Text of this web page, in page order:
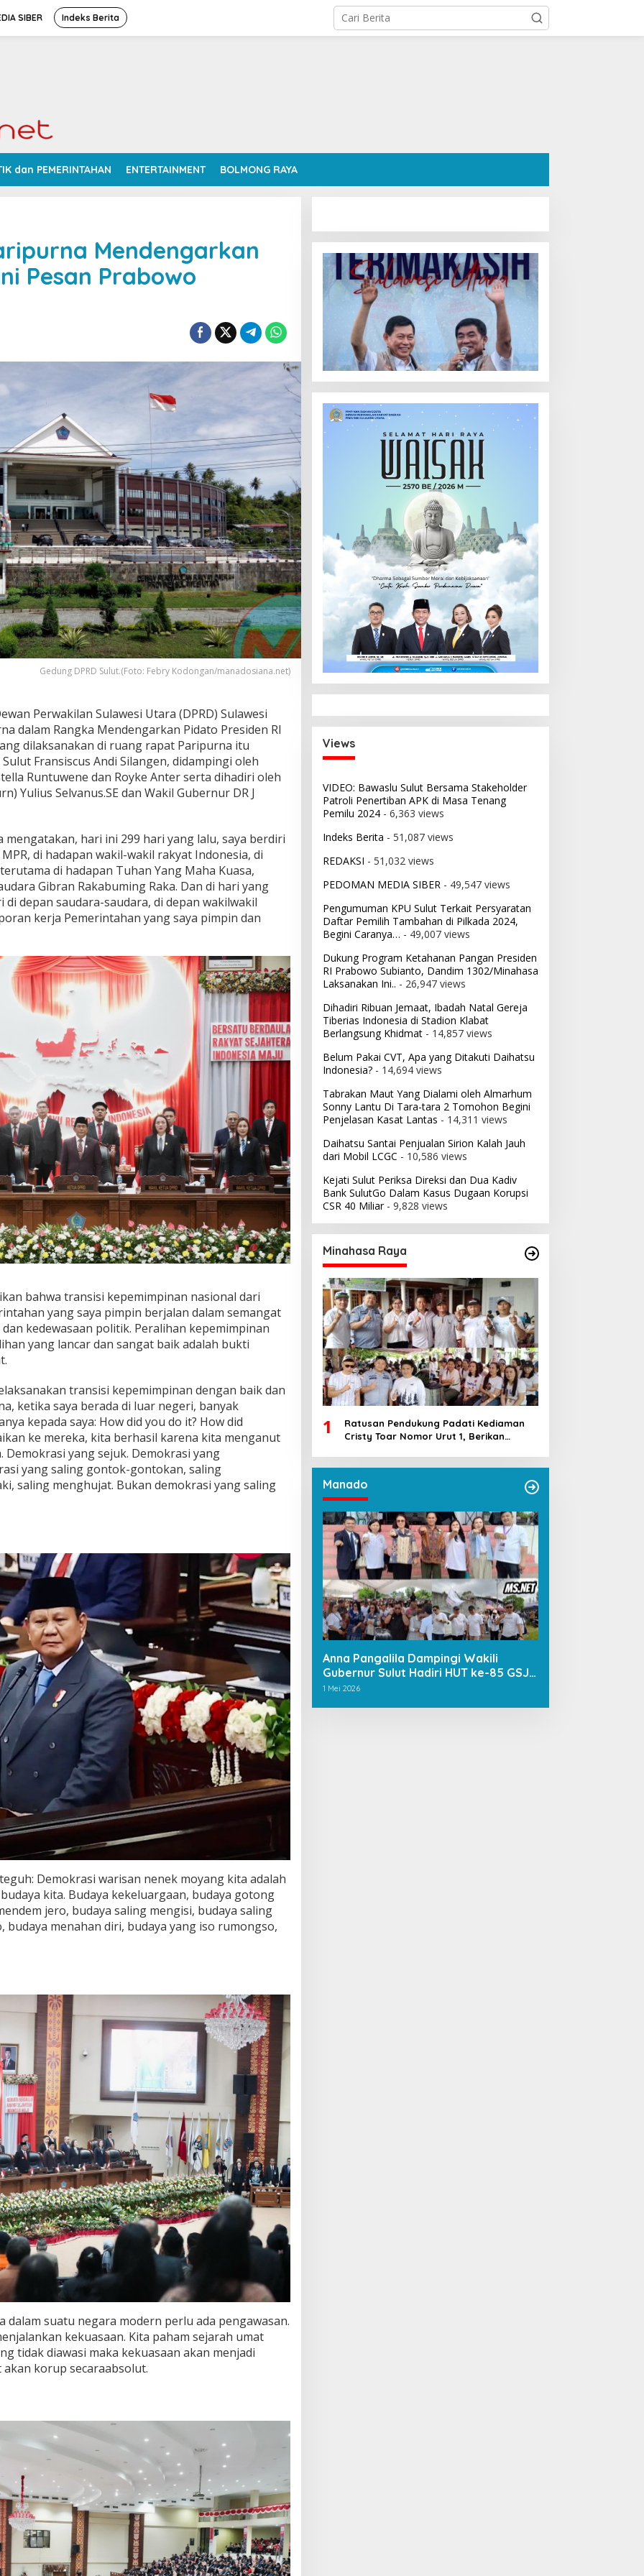
SIBER Indeks Berita
dan PEMERINTAHAN ENTERTAINMENT BOLMONG RAYA
Mendengarkan
Pesan Prabowo
Gedung DPRD Sulut.(Foto: Febry Kodongan/manadosiana.net)
Perwakilan Sulawesi Utara (DPRD) Sulawesi
dalam Rangka Mendengarkan Pidato Presiden RI
dilaksanakan di ruang rapat Paripurna itu
Fransiscus Andi Silangen, didampingi oleh
Runtuwene dan Royke Anter serta dihadiri oleh
Yulius Selvanus.SE dan Wakil Gubernur DR J
mengatakan, hari ini 299 hari yang lalu, saya berdiri
di hadapan wakil-wakil rakyat Indonesia, di
di hadapan Tuhan Yang Maha Kuasa,
Gibran Rakabuming Raka. Dan di hari yang
depan saudara-saudara, di depan wakilwakil
kerja Pemerintahan yang saya pimpin dan
bahwa transisi kepemimpinan nasional dari
yang saya pimpin berjalan dalam semangat
kedewasaan politik. Peralihan kepemimpinan
yang lancar dan sangat baik adalah bukti
transisi kepemimpinan dengan baik dan
ketika saya berada di luar negeri, banyak
kepada saya: How did you do it? How did
ke mereka, kita berhasil karena kita menganut
Demokrasi yang sejuk. Demokrasi yang
yang saling gontok-gontokan, saling
saling menghujat. Bukan demokrasi yang saling
Demokrasi warisan nenek moyang kita adalah
kita. Budaya kekeluargaan, budaya gotong
jero, budaya saling mengisi, budaya saling
budaya menahan diri, budaya yang iso rumongso,
dalam suatu negara modern perlu ada pengawasan.
kekuasaan. Kita paham sejarah umat
tidak diawasi maka kekuasaan akan menjadi
korup secaraabsolut.
Views
VIDEO: Bawaslu Sulut Bersama Stakeholder
Patroli Penertiban APK di Masa Tenang
Pemilu 2024- 6,363 views
Indeks Berita - 51,087 views
REDAKSI - 51,032 views
PEDOMAN MEDIA SIBER- 49,547 views
Pengumuman KPU Sulut Terkait Persyaratan
Daftar Pemilih Tambahan di Pilkada 2024,
Begini Caranya… - 49,007 views
Dukung Program Ketahanan Pangan Presiden
RI Prabowo Subianto, Dandim 1302/Minahasa
Laksanakan Ini.. - 26,947 views
Dihadiri Ribuan Jemaat, Ibadah Natal Gereja
Tiberias Indonesia di Stadion Klabat
Berlangsung Khidmat- 14,857 views
Belum Pakai CVT, Apa yang Ditakuti Daihatsu
Indonesia?- 14,694 views
Tabrakan Maut Yang Dialami oleh Almarhum
Sonny Lantu Di Tara-tara 2 Tomohon Begini
Penjelasan Kasat Lantas - 14,311 views
Daihatsu Santai Penjualan Sirion Kalah Jauh
dari Mobil LCGC - 10,586 views
Kejati Sulut Periksa Direksi dan Dua Kadiv
Bank SulutGo Dalam Kasus Dugaan Korupsi
CSR 40 Miliar- 9,828 views
Minahasa Raya
1
Ratusan Pendukung Padati Kediaman
Cristy Toar Nomor Urut 1, Berikan
Manado
Anna Pangalila Dampingi Wakili
Gubernur Sulut Hadiri HUT ke-85 GSJA
Se-Sulut–Gorontalo di Langowan
1 Mei 2026